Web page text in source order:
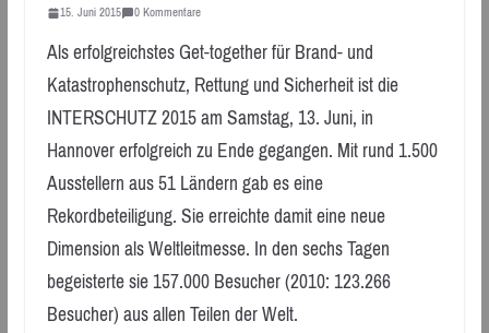
15. Juni 2015 0 Kommentare
Als erfolgreichstes Get-together für Brand- und
Katastrophenschutz, Rettung und Sicherheit ist die
INTERSCHUTZ 2015 am Samstag, 13. Juni, in
Hannover erfolgreich zu Ende gegangen. Mit rund 1.500
Ausstellern aus 51 Ländern gab es eine
Rekordbeteiligung. Sie erreichte damit eine neue
Dimension als Weltleitmesse. In den sechs Tagen
begeisterte sie 157.000 Besucher (2010: 123.266
Besucher) aus allen Teilen der Welt.